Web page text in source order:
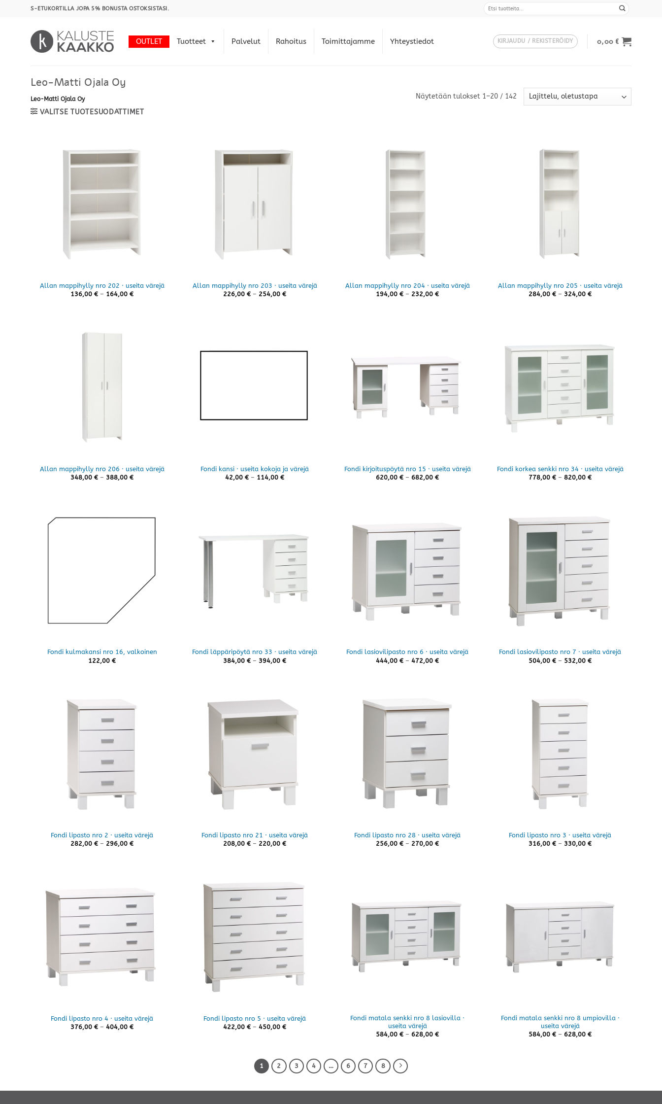
S-ETUKORTILLA JOPA 5% BONUSTA OSTOKSISTASI.
OUTLET Tuotteet Palvelut Rahoitus Toimittajamme Yhteystiedot KIRJAUDU / REKISTERÖIDY 0,00€
Leo-Matti Ojala Oy
Leo-Matti Ojala Oy
VALITSE TUOTESUODATTIMET
Näytetään tulokset 1–20 / 142
Allan mappihylly nro 202 · useita värejä
136,00 € – 164,00 €Hintaluokka:
Allan mappihylly nro 203 · useita värejä
226,00 € – 254,00 €Hintaluokka:
Allan mappihylly nro 204 · useita värejä
194,00 € – 232,00 €Hintaluokka:
Allan mappihylly nro 205 · useita värejä
284,00 € – 324,00 €Hintaluokka:
Allan mappihylly nro 206 · useita värejä
348,00 € – 388,00 €Hintaluokka:
Fondi kansi · useita kokoja ja värejä
42,00 € – 114,00 €Hintaluokka:
Fondi kirjoituspöytä nro 15 · useita värejä
620,00 € – 682,00 €Hintaluokka:
Fondi korkea senkki nro 34 · useita värejä
778,00 € – 820,00 €Hintaluokka:
Fondi kulmakansi nro 16, valkoinen
122,00 €
Fondi läppäripöytä nro 33 · useita värejä
384,00 € – 394,00 €Hintaluokka:
Fondi lasiovilipasto nro 6 · useita värejä
444,00 € – 472,00 €Hintaluokka:
Fondi lasiovilipasto nro 7 · useita värejä
504,00 € – 532,00 €Hintaluokka:
Fondi lipasto nro 2 · useita värejä
282,00 € – 296,00 €Hintaluokka:
Fondi lipasto nro 21 · useita värejä
208,00 € – 220,00 €Hintaluokka:
Fondi lipasto nro 28 · useita värejä
256,00 € – 270,00 €Hintaluokka:
Fondi lipasto nro 3 · useita värejä
316,00 € – 330,00 €Hintaluokka:
Fondi lipasto nro 4 · useita värejä
376,00 € – 404,00 €Hintaluokka:
Fondi lipasto nro 5 · useita värejä
422,00 € – 450,00 €Hintaluokka:
Fondi matala senkki nro 8 lasiovilla ·
useita värejä
584,00 € – 628,00 €Hintaluokka:
Fondi matala senkki nro 8 umpiovilla ·
useita värejä
584,00 € – 628,00 €Hintaluokka:
1 2 3 4 … 6 7 8